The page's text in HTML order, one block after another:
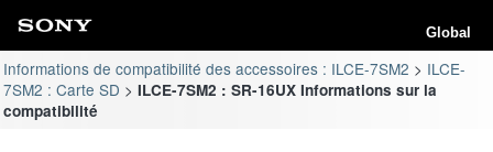
Global
Informations de compatibilité des accessoires : ILCE-7SM2
ILCE-
7SM2 : Carte SD
ILCE-7SM2 : SR-16UX Informations sur la
compatibilité